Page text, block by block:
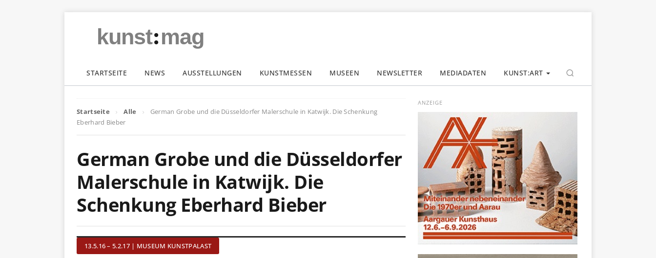
kunst:mag
STARTSEITE NEWS AUSSTELLUNGEN KUNSTMESSEN MUSEEN NEWSLETTER MEDIADATEN KUNST:ART
Startseite Alle
German Grobe und die Düsseldorfer Malerschule in Katwijk. Die Schenkung
Eberhard Bieber
German Grobe und die Düsseldorfer
Malerschule in Katwijk. Die
Schenkung Eberhard Bieber
13.5.16 – 5.2.17 | MUSEUM KUNSTPALAST
ANZEIGE